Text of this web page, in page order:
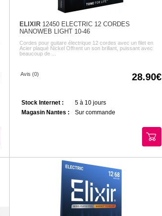
ELIXIR12450 ELECTRIC 12 CORDES
NANOWEB LIGHT 10-46
Cordes pour guitare électrique 12 cordes avec un filet en
Acier plaqué Nickel Offrent un son brillant, puissant avec
beaucoup de ...
Avis (0) 28.90
Stock Internet :
5 à 10 jours
Magasin Nantes :
Sur commande